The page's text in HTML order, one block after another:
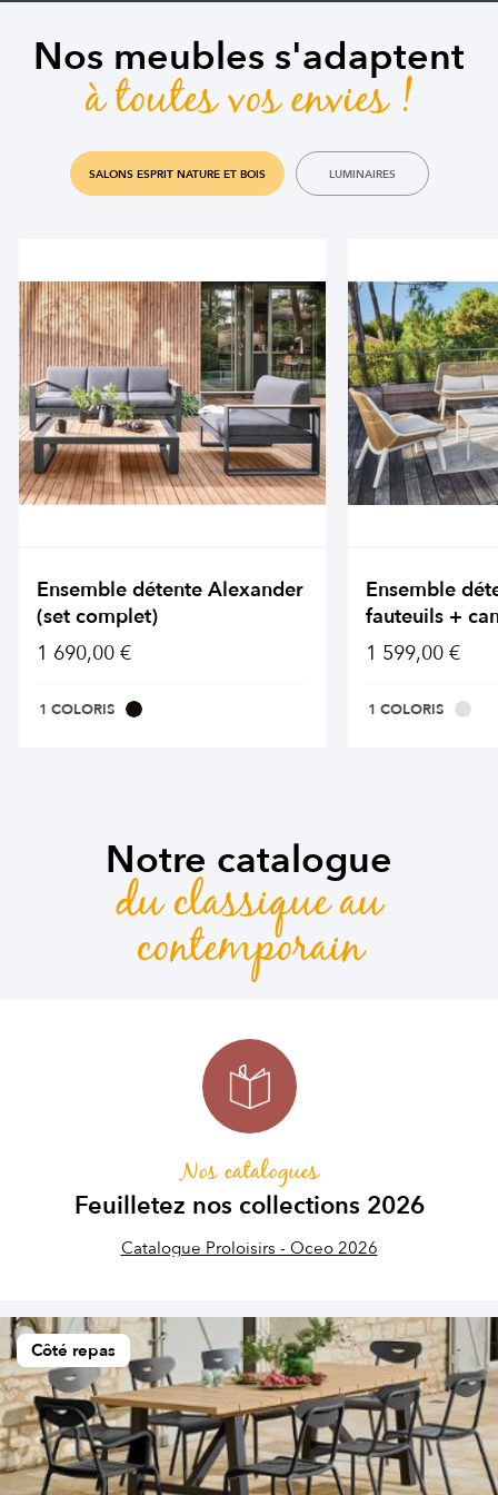
Nos meubles s'adaptent
à toutes vos envies !
SALONS ESPRIT NATURE ET BOIS LUMINAIRES
Ensemble détente Alexander
(set complet)
1 690,00 €
1 COLORIS
Ensemble
fauteuils +
1 599,00 €
1 COLORIS
Notre catalogue
du classique au
contemporain
Nos catalogues
Feuilletez nos collections 2026
Catalogue Proloisirs - Oceo 2026
Côté repas